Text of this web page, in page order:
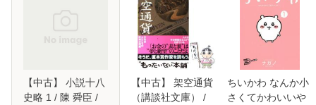
【中古】 小説十八
史略 1 / 陳 舜臣 /
【中古】 架空通貨
（講談社文庫） /
ちいかわ なんか小
さくてかわいいや